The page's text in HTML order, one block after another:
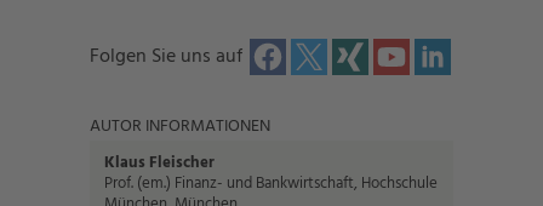
Folgen Sie uns auf
AUTOR INFORMATIONEN
Klaus Fleischer
Prof. (em.) Finanz- und Bankwirtschaft, Hochschule